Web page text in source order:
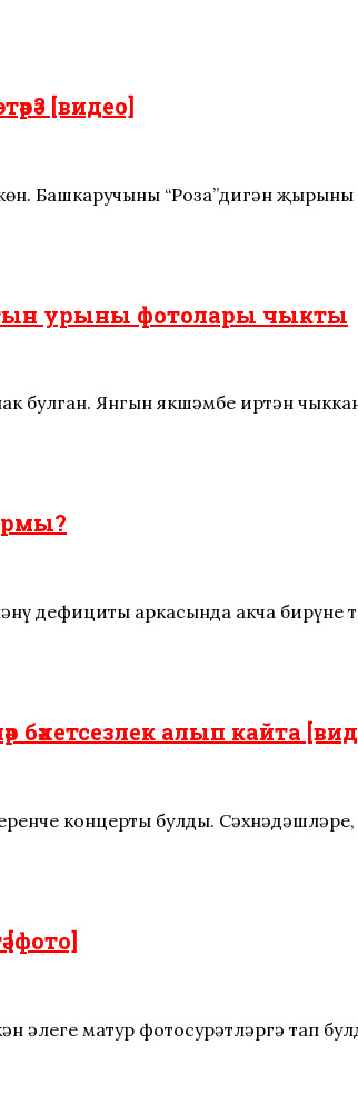
[видео]
Башкаручының “Роза”дигән
урыны фотолары чыкты
булган. Янгын якшәмбе иртән
дефициты аркасында акча бирүне
бәхетсезлек алып кайта
концерты булды.
[фото]
әлеге матур фотосурәтләргә тап